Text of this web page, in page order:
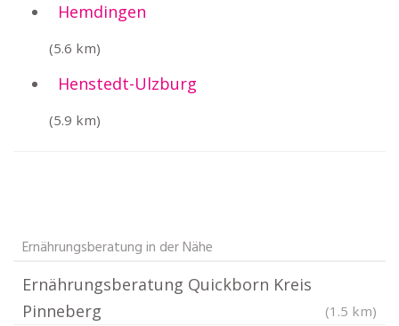
Hemdingen
(5.6 km)
Henstedt-Ulzburg
(5.9 km)
Ernährungsberatung in der Nähe
Ernährungsberatung Quickborn Kreis
Pinneberg
(1.5 km)